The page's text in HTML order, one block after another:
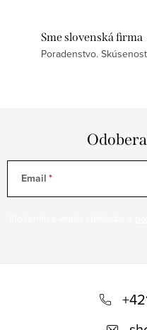
Sme slovenská firma
Poradenstvo.
Email